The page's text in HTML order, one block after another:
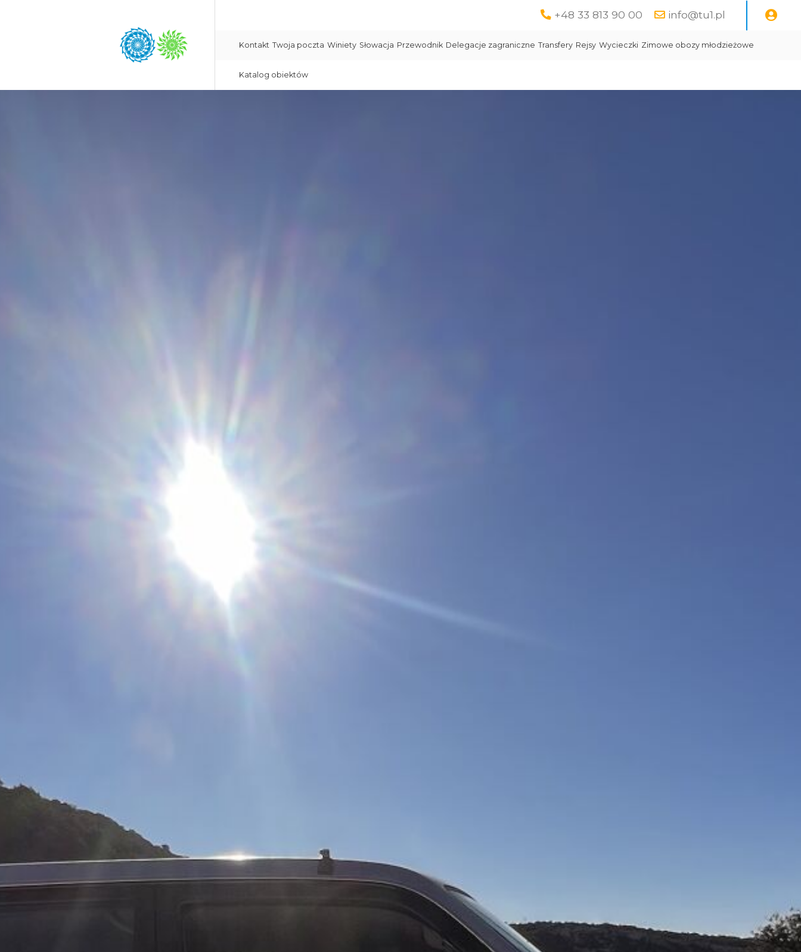
+48 33 813 90 00 info@tu1.pl
Kontakt Twoja poczta Winiety Słowacja Przewodnik Delegacje zagraniczne Transfery Rejsy Wycieczki Zimowe obozy młodzieżowe
Katalog obiektów